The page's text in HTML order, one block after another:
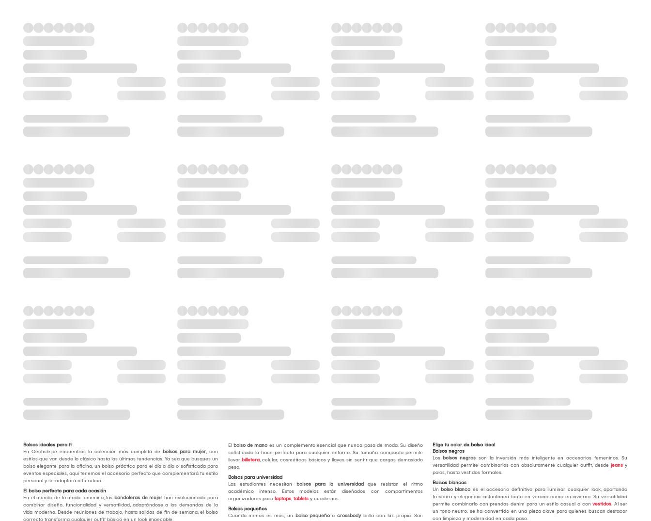
Bolsos ideales para ti
En Oechsle.pe encuentras la colección más completa de bolsos para mujer, con
estilos que van desde lo clásico hasta las últimas tendencias. Ya sea que busques un
bolso elegante para la oficina, un bolso práctico para el día a día o sofisticada para
eventos especiales, aquí tenemos el accesorio perfecto que complementará tu estilo
personal y se adaptará a tu rutina.
El bolso perfecto para cada ocasión
En el mundo de la moda femenina, las bandoleras de mujer han evolucionado para
combinar diseño, funcionalidad y versatilidad, adaptándose a las demandas de la
vida moderna. Desde reuniones de trabajo, hasta salidas de fin de semana, el bolso
correcto transforma cualquier outfit básico en un look impecable.
El bolso de mano es un complemento esencial que nunca pasa de moda. Su diseño
sofisticado la hace perfecta para cualquier entorno. Su tamaño compacto permite
llevar billetera, celular, cosméticos básicos y llaves sin sentir que cargas demasiado
peso.
Bolsos para universidad
Las estudiantes necesitan
bolsos para la universidad que resistan el ritmo
académico intenso. Estos modelos están diseñados con compartimentos
organizadores para laptops, tabletsy cuadernos.
Bolsos pequeños
Cuando menos es más, un
bolso pequeñoo crossbody brilla con luz propia. Son
Elige tu color de bolso ideal
Bolsos negros
Los bolsos negros son la inversión más inteligente en accesorios femeninos. Su
versatilidad permite combinarlos con absolutamente cualquier outfit, desdejeans y
polos, hasta vestidos formales.
Bolsos blancos
Un bolso blanco es el accesorio definitivo para iluminar cualquier look, aportando
frescura y elegancia instantánea tanto en verano como en invierno. Su versatilidad
permite combinarlo con prendas denim para un estilo casual o convestidos. Al ser
un tono neutro, se ha convertido en una pieza clave para quienes buscan destacar
con limpieza y modernidad en cada paso.